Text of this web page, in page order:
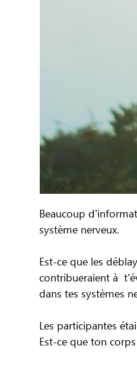
Beaucoup
système nerveux.
Est-ce que les
contribueraient à
dans tes systèmes
Les participantes
Est-ce que ton